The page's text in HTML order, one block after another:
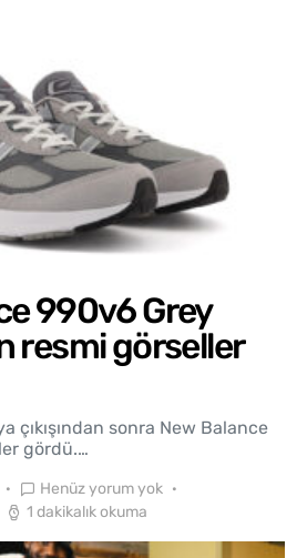
990v6 Grey
resmi görseller
çıkışından sonra New Balance
gördü.…
Henüz yorum yok
1 dakikalık okuma